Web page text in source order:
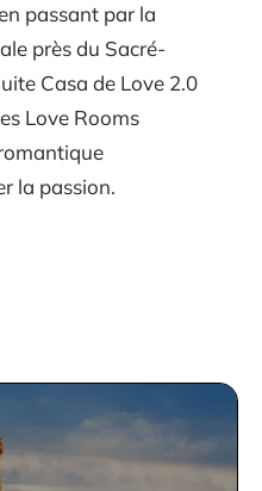
passant par la
près du Sacré-
Casa de Love 2.0
Love Rooms
la passion.